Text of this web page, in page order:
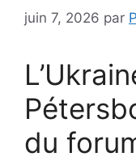
juin 7, 2026 par
du